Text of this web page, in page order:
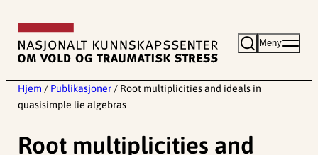
innhold
Meny
Hjem / Publikasjoner / Root multiplicities and ideals in
quasisimple lie algebras
Root multiplicities and